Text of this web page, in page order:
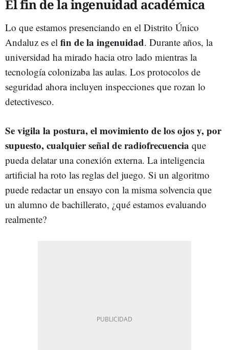
El fin de la ingenuidad académica
Lo que estamos presenciando en el Distrito Único
Andaluz es el fin de la ingenuidad. Durante años, la
universidad ha mirado hacia otro lado mientras la
tecnología colonizaba las aulas. Los protocolos de
seguridad ahora incluyen inspecciones que rozan lo
detectivesco.
Se vigila la postura, el movimiento de los ojos y, por
supuesto, cualquier señal de radiofrecuencia que
pueda delatar una conexión externa. La inteligencia
artificial ha roto las reglas del juego. Si un algoritmo
puede redactar un ensayo con la misma solvencia que
un alumno de bachillerato, ¿qué estamos evaluando
realmente?